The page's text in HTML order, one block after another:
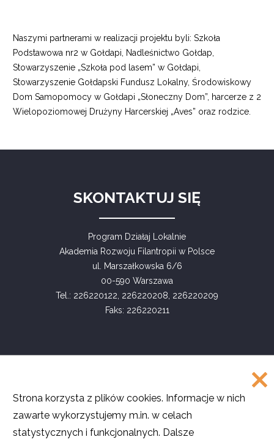
Naszymi partnerami w realizacji projektu byli: Szkoła
Podstawowa nr2 w Gołdapi, Nadleśnictwo Gołdap,
Stowarzyszenie „Szkoła pod lasem” w Gołdapi,
Stowarzyszenie Gołdapski Fundusz Lokalny, Środowiskowy
Dom Samopomocy w Gołdapi „Słoneczny Dom”, harcerze z 2
Wielopoziomowej Drużyny Harcerskiej „Aves” oraz rodzice.
SKONTAKTUJ SIĘ
Program Działaj Lokalnie
Akademia Rozwoju Filantropii w Polsce
ul. Marszałkowska 6/6
00-590 Warszawa
Tel.: 226220122, 226220208, 226220209
Faks: 226220211
COPYRIGHT
Akademia Rozwoju Filantropii w Polsce
2016
Projekt i realizacja
Strona korzysta z plików cookies. Informacje w nich
zawarte wykorzystujemy m.in. w celach
statystycznych i funkcjonalnych. Dalsze